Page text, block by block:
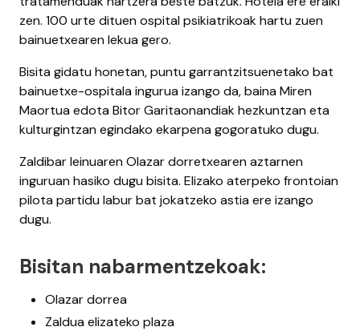
zen. 100 urte dituen ospital psikiatrikoak hartu zuen
bainuetxearen lekua gero.
Bisita gidatu honetan, puntu garrantzitsuenetako bat
bainuetxe-ospitala ingurua izango da, baina Miren
Maortua edota Bitor Garitaonandiak hezkuntzan eta
kulturgintzan egindako ekarpena gogoratuko dugu.
Zaldibar leinuaren Olazar dorretxearen aztarnen
inguruan hasiko dugu bisita. Elizako aterpeko frontoian
pilota partidu labur bat jokatzeko astia ere izango
dugu.
Bisitan nabarmentzekoak:
Olazar dorrea
Zaldua elizateko plaza